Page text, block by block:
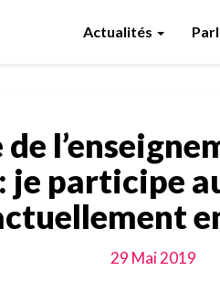
Actualités
je participe
29 Mai 2019